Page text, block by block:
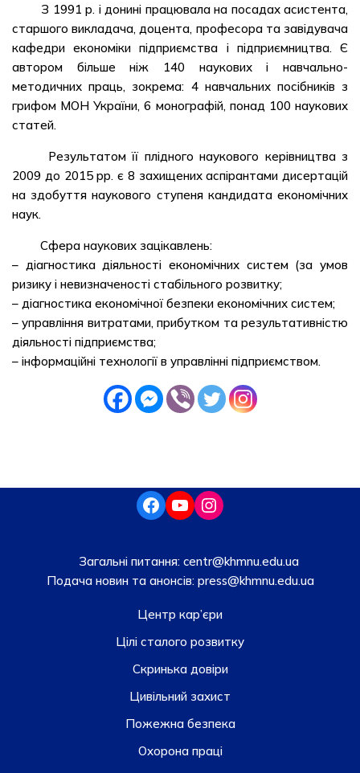
З 1991 р. і донині працювала на посадах асистента,
старшого викладача, доцента, професора та завідувача
кафедри економіки підприємства і підприємництва. Є
автором більше ніж 140 наукових і навчально-
методичних праць, зокрема: 4 навчальних посібників з
грифом МОН України, 6 монографій, понад 100 наукових
статей.
Результатом її плідного наукового керівництва з
2009 до 2015 рр. є 8 захищених аспірантами дисертацій
на здобуття наукового ступеня кандидата економічних
наук.
Сфера наукових зацікавлень:
– діагностика діяльності економічних систем (за умов
ризику і невизначеності стабільного розвитку;
– діагностика економічної безпеки економічних систем;
– управління витратами, прибутком та результативністю
діяльності підприємства;
– інформаційні технології в управлінні підприємством.
Загальні питання: centr@khmnu.edu.ua
Подача новин та анонсів:press@khmnu.edu.ua
Центр кар’єри
Цілі сталого розвитку
Скринька довiри
Цивільний захист
Пожежна безпека
Охорона праці